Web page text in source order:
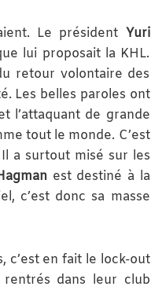
Le président Yuri
lui proposait la KHL.
retour volontaire des
Les belles paroles ont
l’attaquant de grande
tout le monde. C’est
Il a surtout misé sur les
est destiné à la
c’est donc sa masse
c’est en fait le lock-out
dans leur club